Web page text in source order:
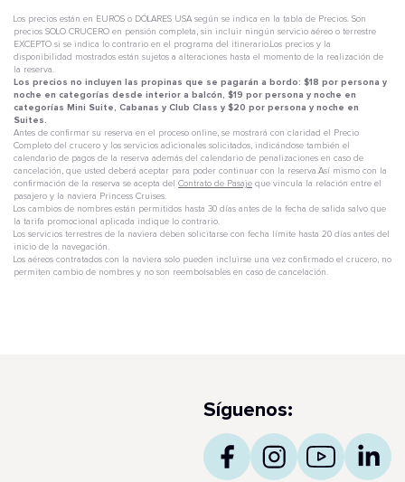
Los precios están en EUROS o DÓLARES USA según se indica en la tabla de Precios. Son
precios SOLO CRUCERO en pensión completa, sin incluir ningún servicio aéreo o terrestre
EXCEPTO si se indica lo contrario en el programa del itinerario.Los precios y la
disponibilidad mostrados están sujetos a alteraciones hasta el momento de la realización de
la reserva.
Los precios no incluyen las propinas que se pagarán a bordo: $18 por persona y
noche en categorías desde interior a balcón, $19 por persona y noche en
categorías Mini Suite, Cabanas y Club Class y $20 por persona y noche en
Suites.
Antes de confirmar su reserva en el proceso online, se mostrará con claridad el Precio
Completo del crucero y los servicios adicionales solicitados, indicándose también el
calendario de pagos de la reserva además del calendario de penalizaciones en caso de
cancelación, que usted deberá aceptar para poder continuar con la reserva.Así mismo con la
confirmación de la reserva se acepta del Contrato de Pasaje que vincula la relación entre el
pasajero y la naviera Princess Cruises.
Los cambios de nombres están permitidos hasta 30 días antes de la fecha de salida salvo que
la tarifa promocional aplicada indique lo contrario.
Los servicios terrestres de la naviera deben solicitarse con fecha límite hasta 20 días antes del
inicio de la navegación.
Los aéreos contratados con la naviera solo pueden incluirse una vez confirmado el crucero, no
permiten cambio de nombres y no son reembolsables en caso de cancelación.
Síguenos: